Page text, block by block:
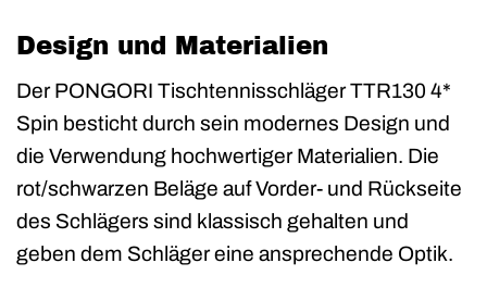
Design und Materialien
Der PONGORI Tischtennisschläger TTR130 4*
Spin besticht durch sein modernes Design und
die Verwendung hochwertiger Materialien. Die
rot/schwarzen Beläge auf Vorder- und Rückseite
des Schlägers sind klassisch gehalten und
geben dem Schläger eine ansprechende Optik.